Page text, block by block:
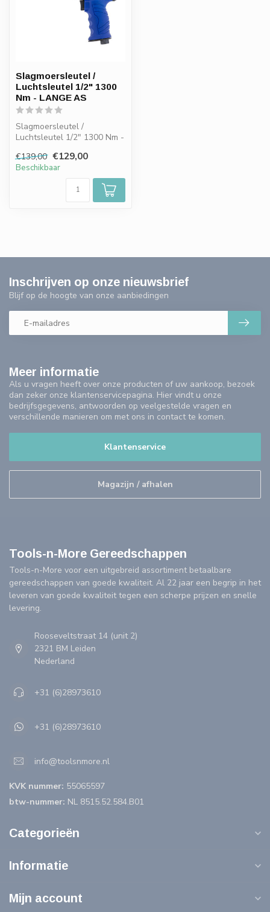
Slagmoersleutel /
Luchtsleutel 1/2" 1300
Nm - LANGE AS
Slagmoersleutel /
Luchtsleutel 1/2" 1300 Nm -
€139,00 €129,00
Beschikbaar
Meer informatie
Als u vragen heeft over onze producten of uw aankoop, bezoek
dan zeker onze klantenservicepagina. Hier vindt u onze
bedrijfsgegevens, antwoorden op veelgestelde vragen en
verschillende manieren om met ons in contact te komen.
Klantenservice
Magazijn / afhalen
Inschrijven op onze nieuwsbrief
Blijf op de hoogte van onze aanbiedingen
Tools-n-More Gereedschappen
Tools-n-More voor een uitgebreid assortiment betaalbare
gereedschappen van goede kwaliteit. Al 22 jaar een begrip in het
leveren van goede kwaliteit tegen een scherpe prijzen en snelle
levering.
Rooseveltstraat 14 (unit 2)
2321 BM Leiden
Nederland
+31 (6)28973610
+31 (6)28973610
info@toolsnmore.nl
KVK nummer: 55065597
btw-nummer: NL 8515.52.584.B01
Categorieën
Informatie
Mijn account